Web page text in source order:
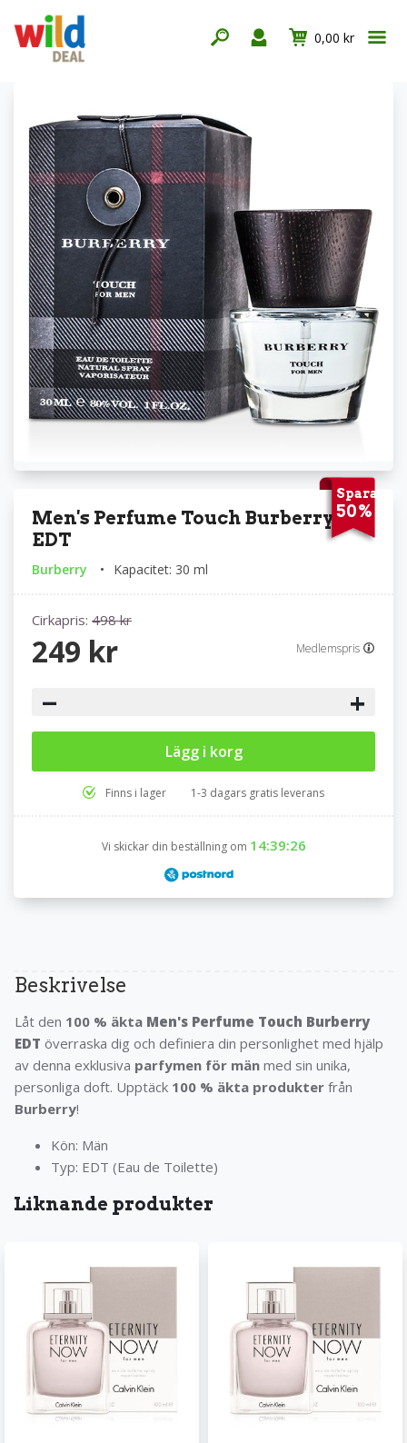
0,00 kr
Spara
50%
Men's Perfume Touch Burberry
EDT
Burberry Kapacitet: 30 ml
Cirkapris: 498 kr
Medlemspris
249 kr
− +
Lägg i korg
Finns i lager 1-3 dagars gratis leverans
Vi skickar din beställning om 14:39:26
Beskrivelse
Låt den 100 % äkta Men's Perfume Touch Burberry
EDT överraska dig och definiera din personlighet med hjälp
av denna exklusiva parfymen för män med sin unika,
personliga doft. Upptäck 100 % äkta produkter från
Burberry!
Kön: Män
Typ: EDT (Eau de Toilette)
Liknande produkter